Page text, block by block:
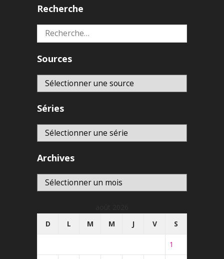
Recherche
Rechercher :
Sources
Séries
Archives
Archives
D
L M M J V S
1